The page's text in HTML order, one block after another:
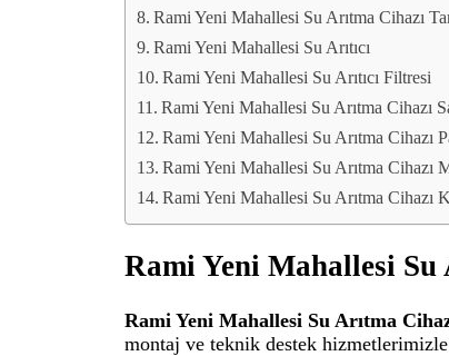
Rami Yeni Mahallesi Su Arıtma Cihazı
Rami Yeni Mahallesi Su Arıtıcı
Rami Yeni Mahallesi Su Arıtıcı Filtresi
Rami Yeni Mahallesi Su Arıtma Cihazı
Rami Yeni Mahallesi Su Arıtma Cihazı
Rami Yeni Mahallesi Su Arıtma Cihazı
Rami Yeni Mahallesi Su Arıtma Cihazı
Rami Yeni Mahallesi Su
Rami Yeni Mahallesi Su Arıtma
montaj ve teknik destek